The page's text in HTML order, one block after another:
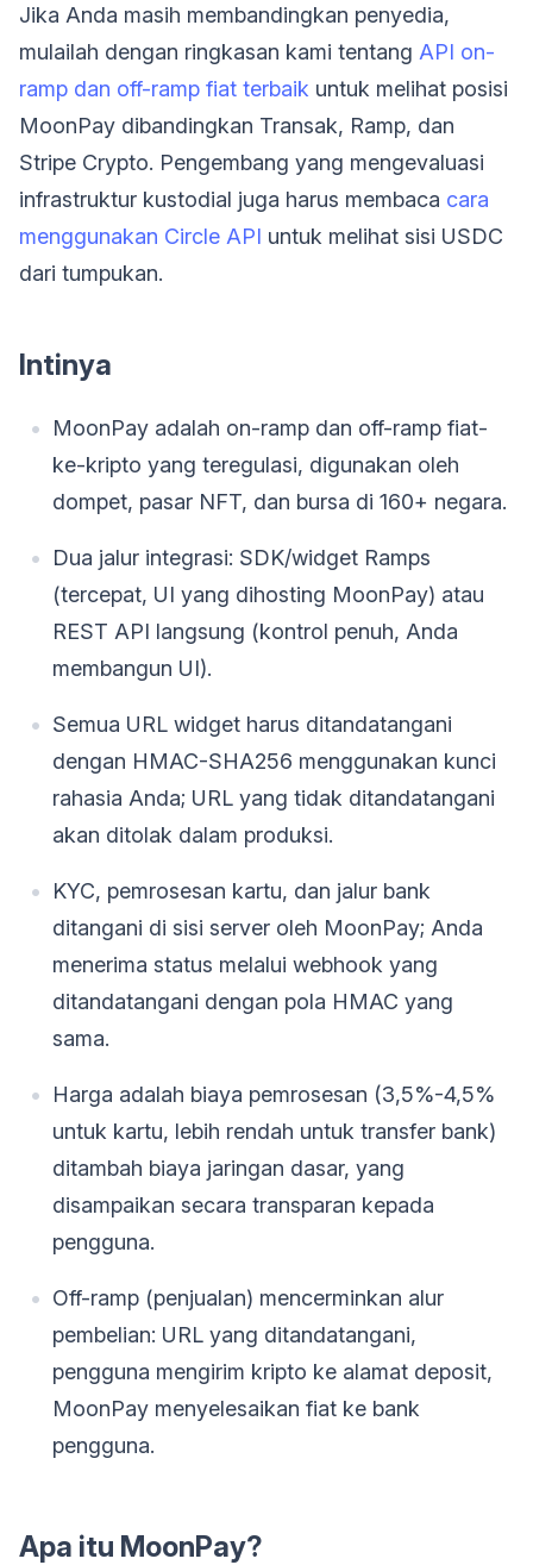
Jika Anda masih membandingkan penyedia,
mulailah dengan ringkasan kami tentang API on-
ramp dan off-ramp fiat terbaik untuk melihat posisi
MoonPay dibandingkan Transak, Ramp, dan
Stripe Crypto. Pengembang yang mengevaluasi
infrastruktur kustodial juga harus membaca cara
menggunakan Circle API untuk melihat sisi USDC
dari tumpukan.
Intinya
MoonPay adalah on-ramp dan off-ramp fiat-
ke-kripto yang teregulasi, digunakan oleh
dompet, pasar NFT, dan bursa di 160+ negara.
Dua jalur integrasi: SDK/widget Ramps
(tercepat, UI yang dihosting MoonPay) atau
REST API langsung (kontrol penuh, Anda
membangun UI).
Semua URL widget harus ditandatangani
dengan HMAC-SHA256 menggunakan kunci
rahasia Anda; URL yang tidak ditandatangani
akan ditolak dalam produksi.
KYC, pemrosesan kartu, dan jalur bank
ditangani di sisi server oleh MoonPay; Anda
menerima status melalui webhook yang
ditandatangani dengan pola HMAC yang
sama.
Harga adalah biaya pemrosesan (3,5%-4,5%
untuk kartu, lebih rendah untuk transfer bank)
ditambah biaya jaringan dasar, yang
disampaikan secara transparan kepada
pengguna.
Off-ramp (penjualan) mencerminkan alur
pembelian: URL yang ditandatangani,
pengguna mengirim kripto ke alamat deposit,
MoonPay menyelesaikan fiat ke bank
pengguna.
Apa itu MoonPay?